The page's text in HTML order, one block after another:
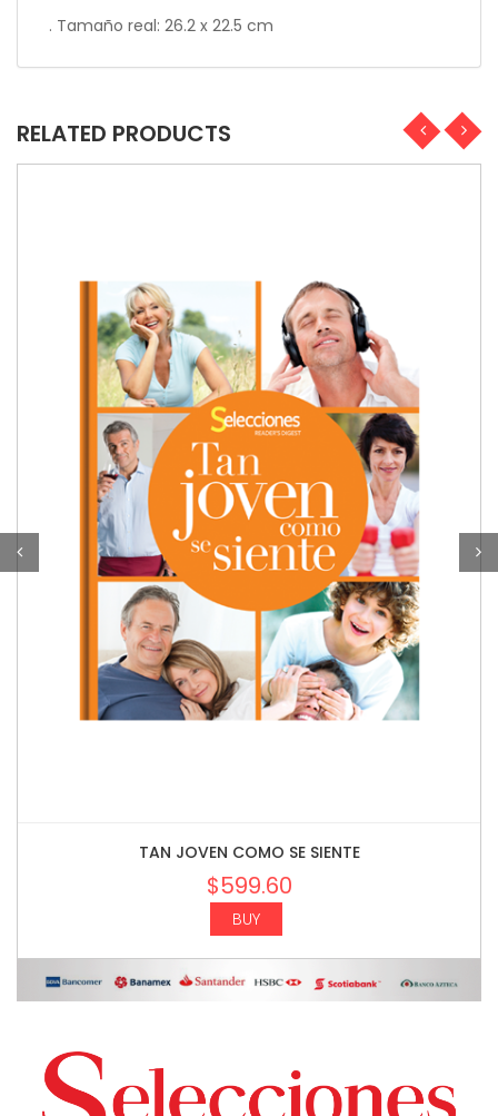
. Tamaño real: 26.2 x 22.5 cm
RELATED PRODUCTS
TAN JOVEN COMO SE SIENTE
$599.60
BUY